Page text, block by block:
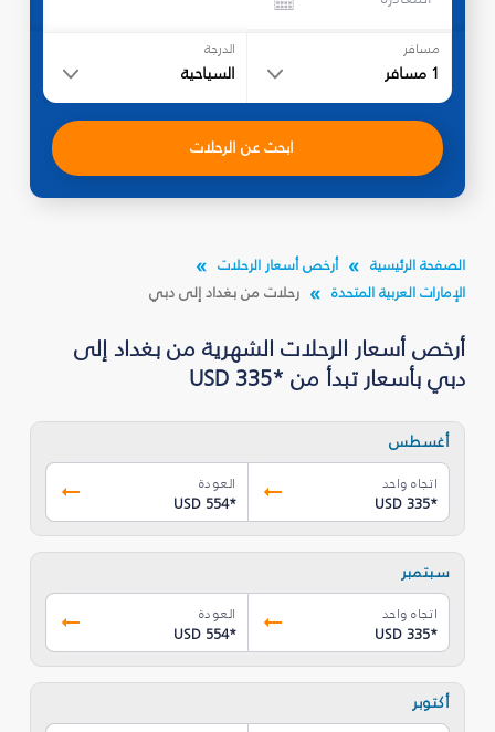
مسافر
1 مسافر
الدرجة
السياحية
ابحث عن الرحلات
الصفحة الرئيسية
أرخص أسعار الرحلات
الإمارات العربية المتحدة
رحلات من بغداد إلى دبي
أرخص أسعار الرحلات الشهرية من بغداد إلى
دبي بأسعار تبدأ من *USD 335
أغسطس
اتجاه واحد
USD 335*
العودة
USD 554*
سبتمبر
اتجاه واحد
USD 335*
العودة
USD 554*
أكتوبر